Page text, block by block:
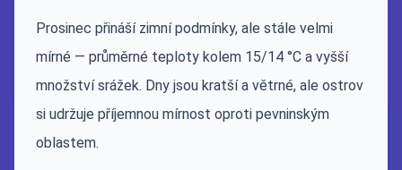
Prosinec přináší zimní podmínky, ale stále velmi
mírné — průměrné teploty kolem 15/14 °C a vyšší
množství srážek. Dny jsou kratší a větrné, ale ostrov
si udržuje příjemnou mírnost oproti pevninským
oblastem.